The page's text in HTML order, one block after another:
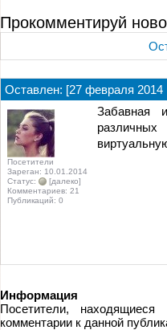
Прокомментируй
Оставлен: [27 февраля 2014
Посетители
Зареган: 10.01.2014
Статус:
[далеко]
Комментариев: 21
Публикаций: 0
Забавная
Информация
Посетители,
комментарии к данной